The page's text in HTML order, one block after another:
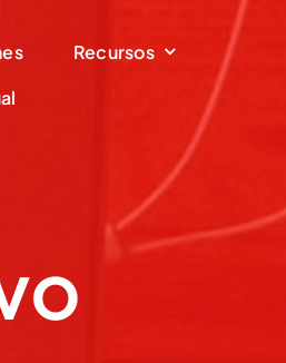
Recursos